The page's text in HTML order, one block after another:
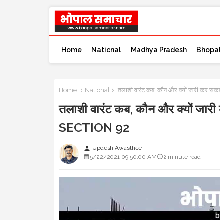
Home National Madhya Pradesh Bhopal
Home National तलाशी वारंट कब, कौन और क्यों जारी कर
तलाशी वारंट कब, कौन और क्यों
SECTION 92
person Updesh Awasthee
5/22/2021 09:50:00 AM
2 minute read